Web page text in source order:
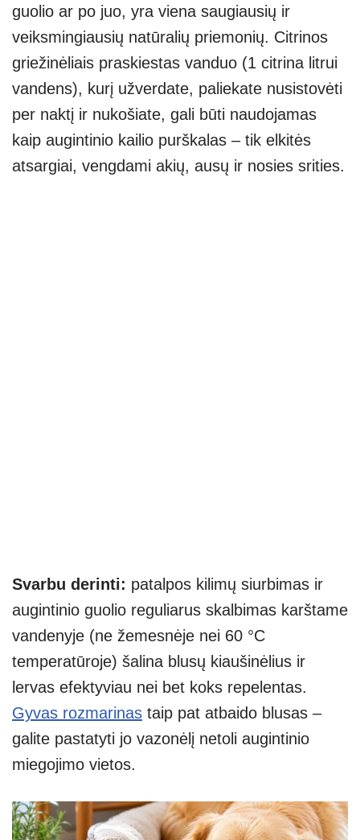
guolio ar po juo, yra viena saugiausių ir
veiksmingiausių natūralių priemonių. Citrinos
griežinėliais praskiestas vanduo (1 citrina litrui
vandens), kurį užverdate, paliekate nusistovėti
per naktį ir nukošiate, gali būti naudojamas
kaip augintinio kailio purškalas – tik elkitės
atsargiai, vengdami akių, ausų ir nosies srities.
Svarbu derinti: patalpos kilimų siurbimas ir
augintinio guolio reguliarus skalbimas karštame
vandenyje (ne žemesnėje nei 60 °C
temperatūroje) šalina blusų kiaušinėlius ir
lervas efektyviau nei bet koks repelentas.
Gyvas rozmarinas taip pat atbaido blusas –
galite pastatyti jo vazonėlį netoli augintinio
miegojimo vietos.